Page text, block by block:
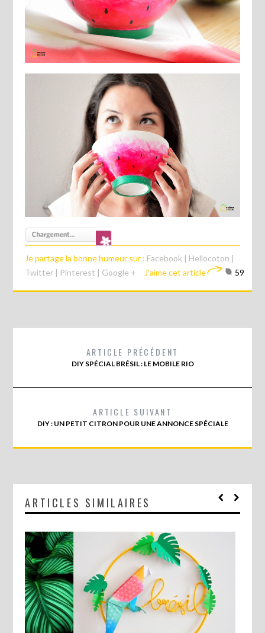
Je partage la bonne humeur sur : Facebook | Hellocoton |
Twitter | Pinterest | Google + J'aime cet article 59
ARTICLE PRÉCÉDENT
DIY SPÉCIAL BRÉSIL : LE MOBILE RIO
ARTICLE SUIVANT
DIY : UN PETIT CITRON POUR UNE ANNONCE SPÉCIALE
ARTICLES SIMILAIRES